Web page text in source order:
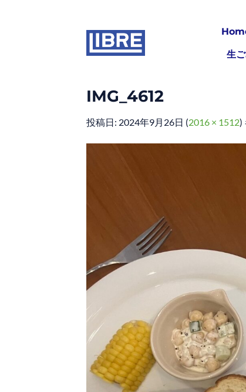
生
IMG_4612
投稿日: 2024年9月26日 (2016 × 1512)